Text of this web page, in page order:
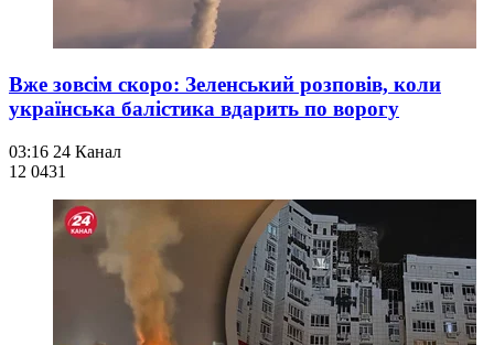
Вже зовсім скоро: Зеленський розповів, коли
українська балістика вдарить по ворогу
03:16 24 Канал
12 0431